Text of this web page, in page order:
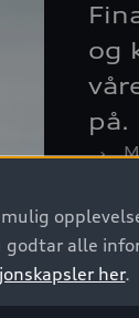
og
på.
›
›
›
alle
her.